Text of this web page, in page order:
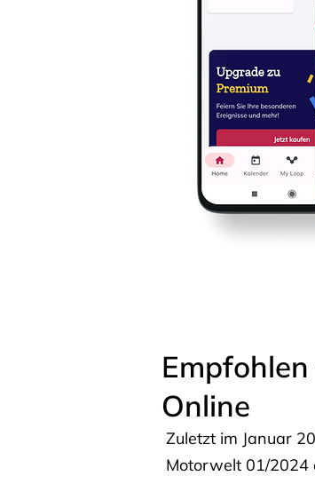
Online
Zuletzt im Januar
Motorwelt 01/2024